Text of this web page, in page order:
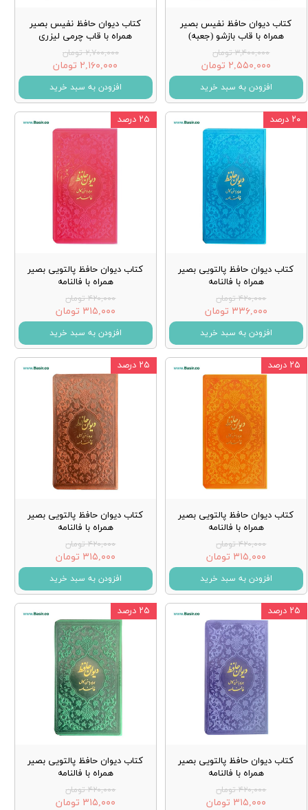
کتاب دیوان حافظ نفیس بصیر
همراه با قاب بازشو (جعبه)
۳,۴۰۰,۰۰۰ تومان
۲,۵۵۰,۰۰۰ تومان
افزودن به سبد خرید
کتاب دیوان حافظ نفیس بصیر
همراه با قاب چرمی لیزری
۲,۷۰۰,۰۰۰ تومان
۲,۱۶۰,۰۰۰ تومان
افزودن به سبد خرید
کتاب دیوان حافظ پالتویی بصیر
همراه با فالنامه
۴۲۰,۰۰۰ تومان
۳۳۶,۰۰۰ تومان
افزودن به سبد خرید
۲۰ درصد
کتاب دیوان حافظ پالتویی بصیر
همراه با فالنامه
۴۲۰,۰۰۰ تومان
۳۱۵,۰۰۰ تومان
افزودن به سبد خرید
۲۵ درصد
کتاب دیوان حافظ پالتویی بصیر
همراه با فالنامه
۴۲۰,۰۰۰ تومان
۳۱۵,۰۰۰ تومان
افزودن به سبد خرید
۲۵ درصد
کتاب دیوان حافظ پالتویی بصیر
همراه با فالنامه
۴۲۰,۰۰۰ تومان
۳۱۵,۰۰۰ تومان
افزودن به سبد خرید
۲۵ درصد
کتاب دیوان حافظ پالتویی بصیر
همراه با فالنامه
۴۲۰,۰۰۰ تومان
۳۱۵,۰۰۰ تومان
۲۵ درصد
کتاب دیوان حافظ پالتویی بصیر
همراه با فالنامه
۴۲۰,۰۰۰ تومان
۳۱۵,۰۰۰ تومان
۲۵ درصد